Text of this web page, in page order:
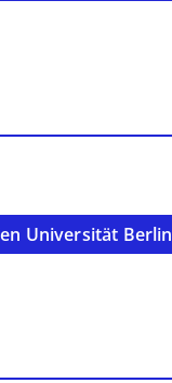
Universität Berlin